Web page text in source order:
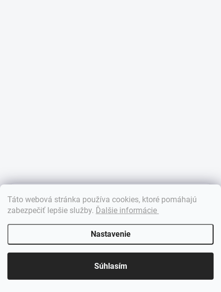
Táto webová stránka používa cookies, ktoré pomáhajú
zabezpečiť lepšie služby. Ďalšie informácie
Nastavenie
Súhlasím
Dobrý deň! 👋 Pomôžem vám nájsť správny diel. Napíšte mi.